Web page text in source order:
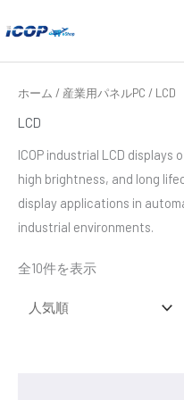
容
を
ホーム / 産業用パネルPC / LCD
LCD
ICOP industrial LCD
high brightness, and long
display applications in
industrial environments.
全10件を表示
人
気